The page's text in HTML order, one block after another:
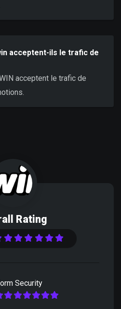
acceptent-ils le trafic de
acceptent le trafic de
Rating
Security